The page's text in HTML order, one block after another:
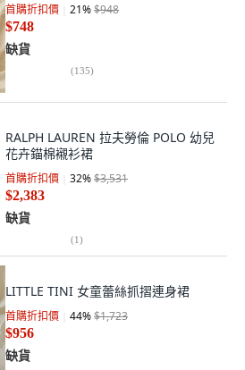
首購折扣價 21%$948
$748
缺貨
(135)
RALPH LAUREN 拉夫勞倫 POLO 幼兒
花卉錨棉襯衫裙
首購折扣價 32%$3,531
$2,383
缺貨
(1)
LITTLE TINI 女童蕾絲抓摺連身裙
首購折扣價 44%$1,723
$956
缺貨